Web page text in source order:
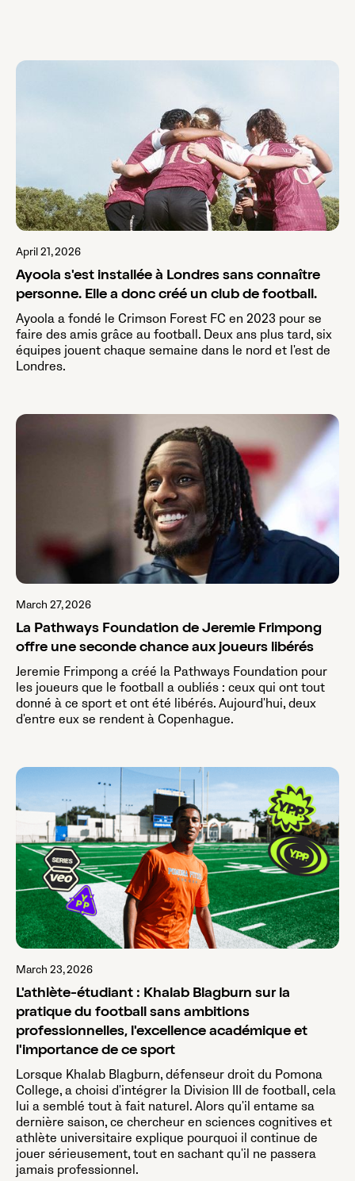
April 21, 2026
Ayoola s'est installée à Londres sans connaître
personne. Elle a donc créé un club de football.
Ayoola a fondé le Crimson Forest FC en 2023 pour se
faire des amis grâce au football. Deux ans plus tard, six
équipes jouent chaque semaine dans le nord et l'est de
Londres.
March 27, 2026
La Pathways Foundation de Jeremie Frimpong
offre une seconde chance aux joueurs libérés
Jeremie Frimpong a créé la Pathways Foundation pour
les joueurs que le football a oubliés : ceux qui ont tout
donné à ce sport et ont été libérés. Aujourd'hui, deux
d'entre eux se rendent à Copenhague.
March 23, 2026
L'athlète-étudiant : Khalab Blagburn sur la
pratique du football sans ambitions
professionnelles, l'excellence académique et
l'importance de ce sport
Lorsque Khalab Blagburn, défenseur droit du Pomona
College, a choisi d'intégrer la Division III de football, cela
lui a semblé tout à fait naturel. Alors qu'il entame sa
dernière saison, ce chercheur en sciences cognitives et
athlète universitaire explique pourquoi il continue de
jouer sérieusement, tout en sachant qu'il ne passera
jamais professionnel.